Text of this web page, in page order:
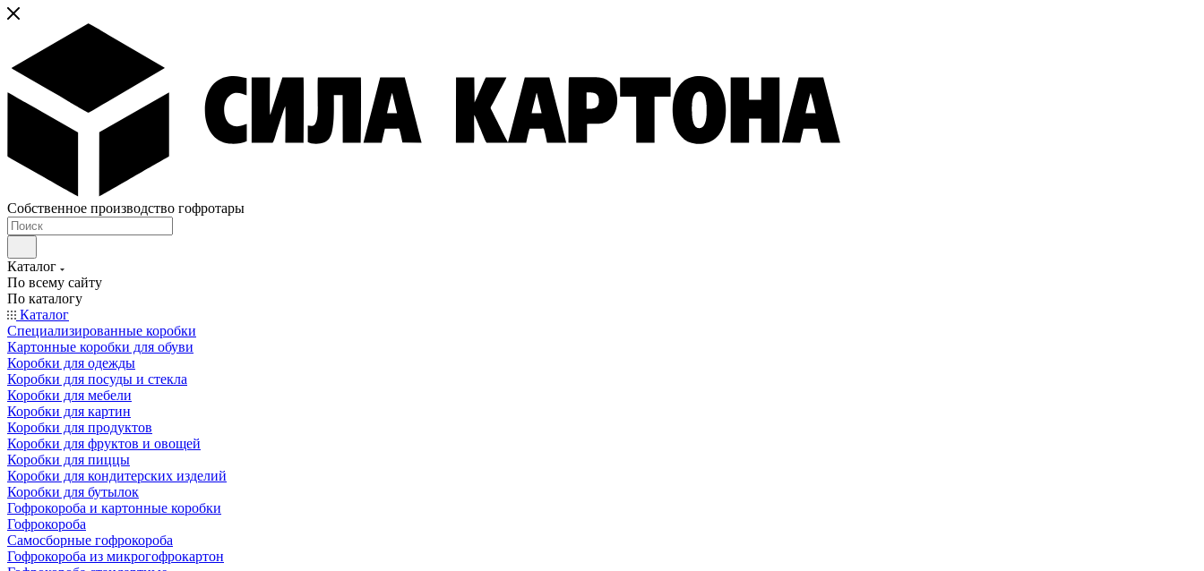
Собственное производство гофротары
Каталог
По всему сайту
По каталогу
Каталог
Специализированные коробки
Картонные коробки для обуви
Коробки для одежды
Коробки для посуды и стекла
Коробки для мебели
Коробки для картин
Коробки для продуктов
Коробки для фруктов и овощей
Коробки для пиццы
Коробки для кондитерских изделий
Коробки для бутылок
Гофрокороба и картонные коробки
Гофрокороба
Самосборные гофрокороба
Гофрокороба из микрогофрокартон